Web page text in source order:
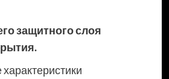
защитного слоя